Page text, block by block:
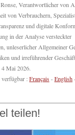
Verantwortlicher von
von Verbrauchern,
und digitale
in der Analyse versteckter
unleserlicher Allgemeiner
und irreführender
4 Mai 2026.
:Français-English
teilen!